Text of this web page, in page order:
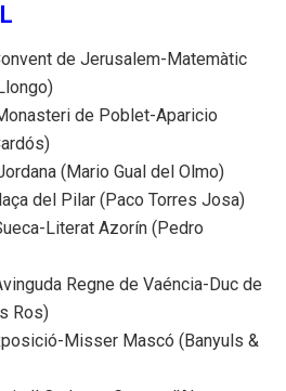
de Jerusalem-Matemàtic
de Poblet-Aparicio
(Mario Gual del Olmo)
del Pilar (Paco Torres Josa)
Literat Azorín (Pedro
Regne de Vaéncia-Duc de
Ros)
Misser Mascó (Banyuls &